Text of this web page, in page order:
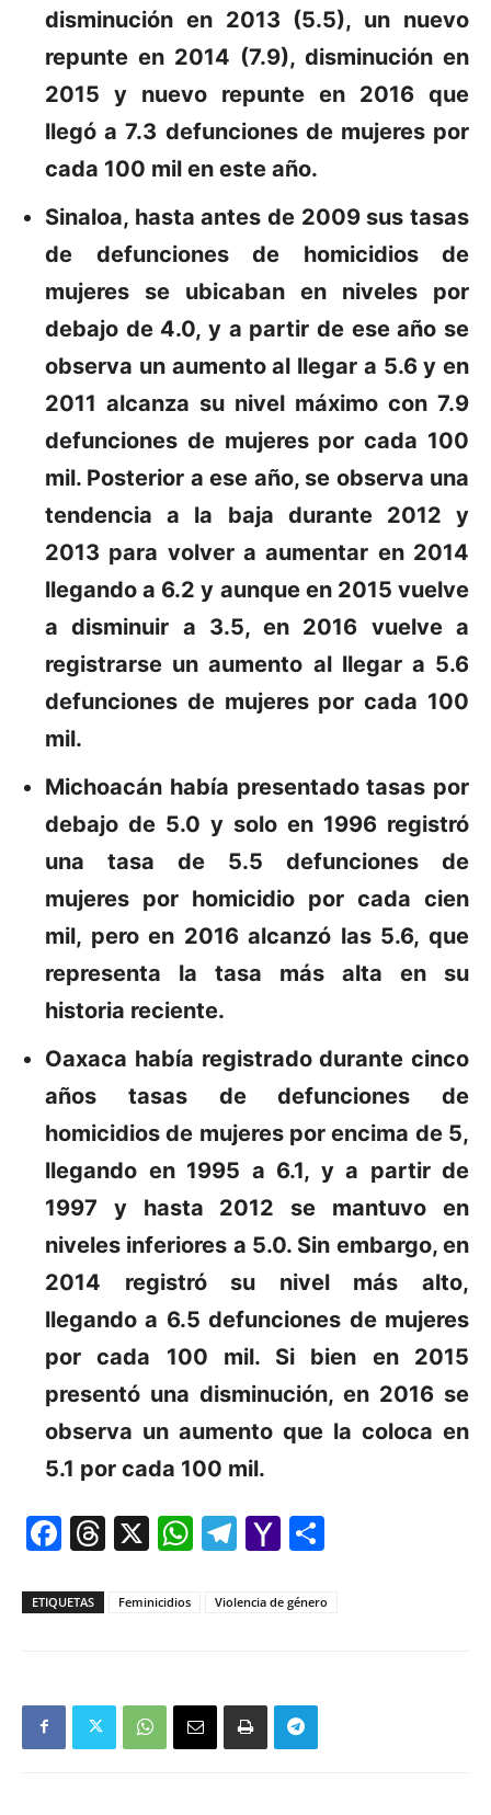
disminución en 2013 (5.5), un nuevo
repunte en 2014 (7.9), disminución en
2015 y nuevo repunte en 2016 que
llegó a 7.3 defunciones de mujeres por
cada 100 mil en este año.
Sinaloa, hasta antes de 2009 sus tasas
de defunciones de homicidios de
mujeres se ubicaban en niveles por
debajo de 4.0, y a partir de ese año se
observa un aumento al llegar a 5.6 y en
2011 alcanza su nivel máximo con 7.9
defunciones de mujeres por cada 100
mil. Posterior a ese año, se observa una
tendencia a la baja durante 2012 y
2013 para volver a aumentar en 2014
llegando a 6.2 y aunque en 2015 vuelve
a disminuir a 3.5, en 2016 vuelve a
registrarse un aumento al llegar a 5.6
defunciones de mujeres por cada 100
mil.
Michoacán había presentado tasas por
debajo de 5.0 y solo en 1996 registró
una tasa de 5.5 defunciones de
mujeres por homicidio por cada cien
mil, pero en 2016 alcanzó las 5.6, que
representa la tasa más alta en su
historia reciente.
Oaxaca había registrado durante cinco
años tasas de defunciones de
homicidios de mujeres por encima de 5,
llegando en 1995 a 6.1, y a partir de
1997 y hasta 2012 se mantuvo en
niveles inferiores a 5.0. Sin embargo, en
2014 registró su nivel más alto,
llegando a 6.5 defunciones de mujeres
por cada 100 mil. Si bien en 2015
presentó una disminución, en 2016 se
observa un aumento que la coloca en
5.1 por cada 100 mil.
Facebook
Threads
X WhatsApp
Telegram
Yahoo
ETIQUETAS Feminicidios Violencia de género